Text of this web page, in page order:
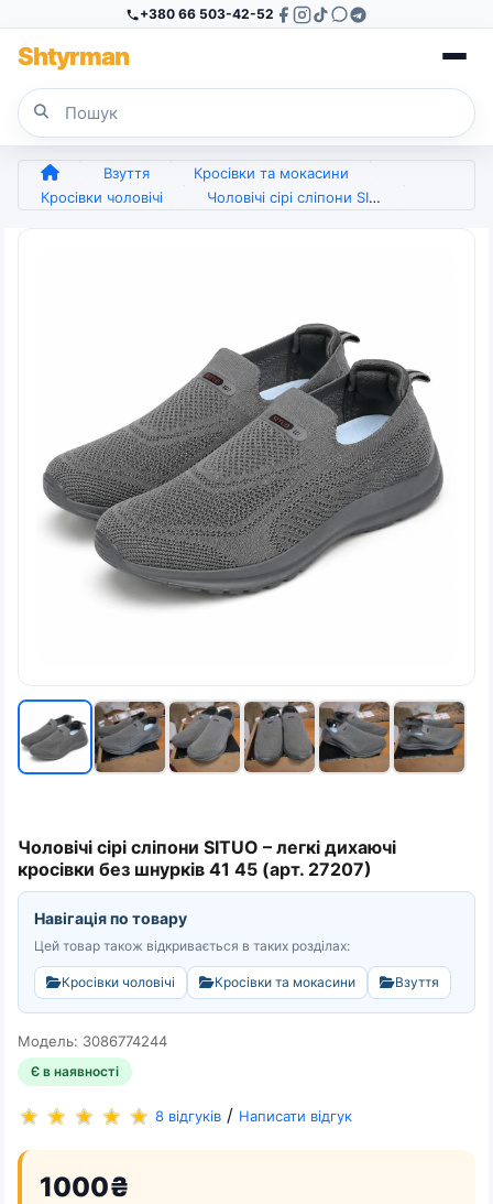
+380 66 503-42-52
Shtyrman
Взуття
Кросівки та мокасини
Кросівки чоловічі
Чоловічі сірі сліпони SITUO – легкі дихаючі кросівки без шнурків 41 45 (арт. 27207)
Чоловічі сірі сліпони SITUO – легкі дихаючі
кросівки без шнурків 41 45 (арт. 27207)
Навігація по товару
Цей товар також відкривається в таких розділах:
Кросівки чоловічі Кросівки та мокасини Взуття
Модель: 3086774244
Є в наявності
8 відгуків / Написати відгук
1000₴